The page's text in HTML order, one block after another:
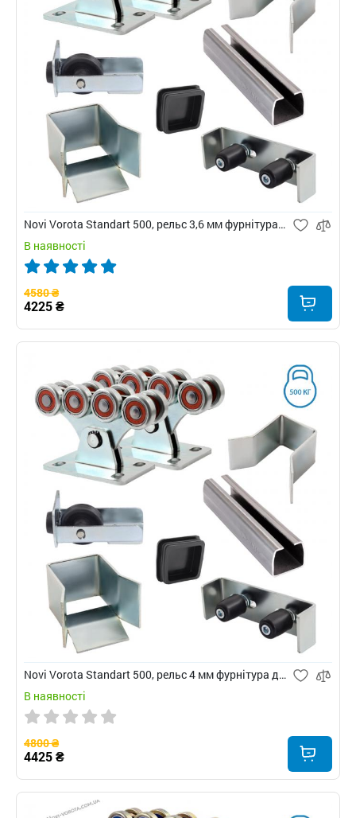
Novi Vorota Standart 500, рельс 3,6 мм фурнітура для воріт
В наявності
4580 ₴
4225 ₴
Novi Vorota Standart 500, рельс 4 мм фурнітура для відкатних воріт
В наявності
4800 ₴
4425 ₴